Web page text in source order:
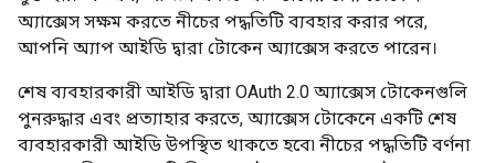
অ্যাক্সেস সক্ষম করতে নীচের পদ্ধতিটি ব্যবহার করার পরে,
আপনি অ্যাপ আইডি দ্বারা টোকেন অ্যাক্সেস করতে পারেন।
শেষ ব্যবহারকারী আইডি দ্বারা OAuth 2.0 অ্যাক্সেস টোকেনগুলি
পুনরুদ্ধার এবং প্রত্যাহার করতে, অ্যাক্সেস টোকেনে একটি শেষ
ব্যবহারকারী আইডি উপস্থিত থাকতে হবে৷ নীচের পদ্ধতিটি বর্ণনা